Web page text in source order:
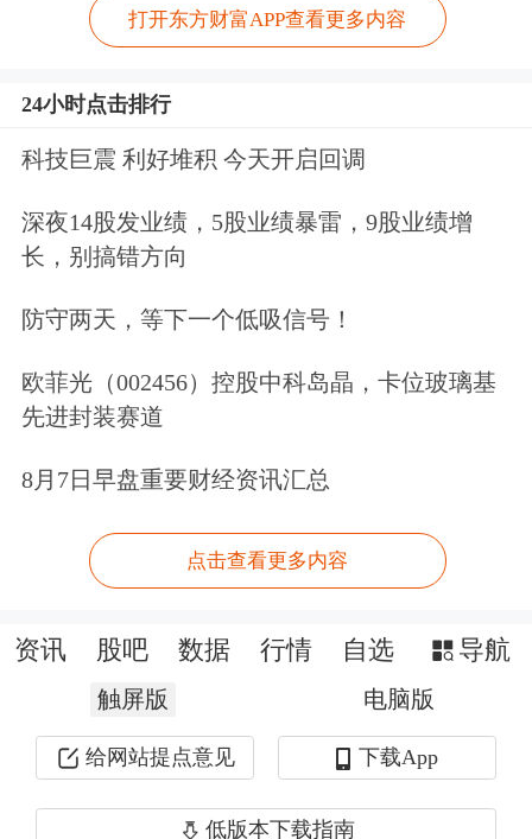
要强化体系牵引和新域新质突破，加速
大工程，全力突破重复使用火箭技术，
构，大力发展商业航天、低空经济等战
业，强化国际市场拓展和优质履约；
要全方位重塑创新生态格局，加速推动
础，着力推动数智赋能发展落地见效；
要深入推进质量风险管控和新时代质量
管理体系建设，提高质量管理有效性和
系统性，系统优化能力体系和布局，严
打开东方财富APP查看更多内容
24小时点击排行
科技巨震 利好堆积 今天开启回调
深夜14股发业绩，5股业绩暴雷，9股业绩增
长，别搞错方向
防守两天，等下一个低吸信号！
欧菲光（002456）控股中科岛晶，卡位玻璃基
先进封装赛道
8月7日早盘重要财经资讯汇总
点击查看更多内容
资讯 股吧 数据 行情 自选 导航
触屏版 电脑版
给网站提点意见 下载App
低版本下载指南